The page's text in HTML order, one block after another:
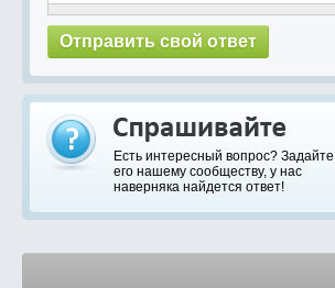
Есть интересный вопрос? Задайте
его нашему сообществу, у нас
наверняка найдется ответ!